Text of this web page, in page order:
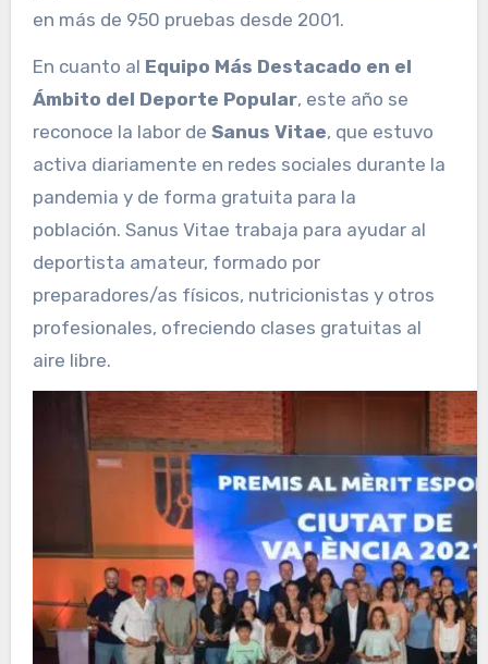
en más de 950 pruebas desde 2001.
En cuanto al Equipo Más Destacado en el
Ámbito del Deporte Popular, este año se
reconoce la labor de Sanus Vitae, que estuvo
activa diariamente en redes sociales durante la
pandemia y de forma gratuita para la
población. Sanus Vitae trabaja para ayudar al
deportista amateur, formado por
preparadores/as físicos, nutricionistas y otros
profesionales, ofreciendo clases gratuitas al
aire libre.